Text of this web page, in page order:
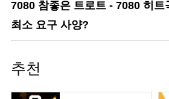
7080 참좋은 트로트 - 7080 히트
최소 요구 사양?
추천